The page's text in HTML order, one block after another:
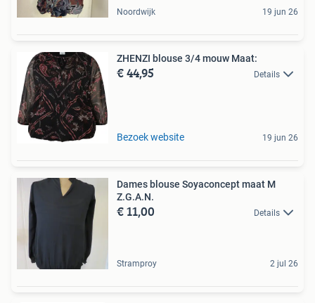
Noordwijk 19 jun 26
ZHENZI blouse 3/4 mouw Maat:
€ 44,95 Details
Bezoek website 19 jun 26
Dames blouse Soyaconcept maat M
Z.G.A.N.
€ 11,00 Details
Stramproy 2 jul 26